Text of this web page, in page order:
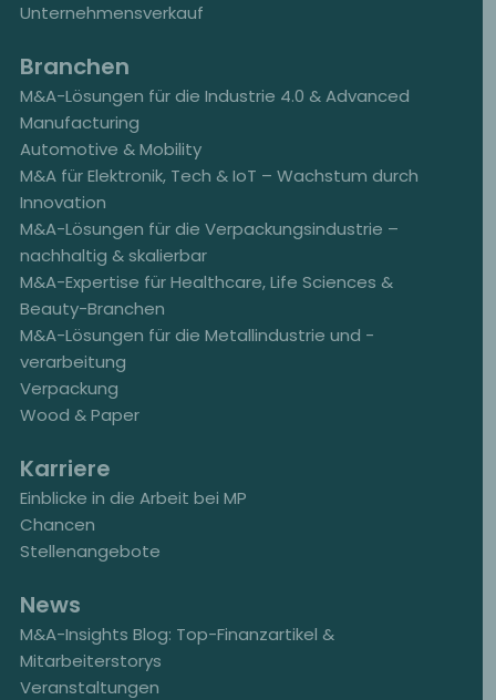
Unternehmensverkauf
Branchen
M&A-Lösungen für die Industrie 4.0 & Advanced
Manufacturing
Automotive & Mobility
M&A für Elektronik, Tech & IoT – Wachstum durch
Innovation
M&A-Lösungen für die Verpackungsindustrie –
nachhaltig & skalierbar
M&A-Expertise für Healthcare, Life Sciences &
Beauty-Branchen
M&A-Lösungen für die Metallindustrie und -
verarbeitung
Verpackung
Wood & Paper
Karriere
Einblicke in die Arbeit bei MP
Chancen
Stellenangebote
News
M&A-Insights Blog: Top-Finanzartikel &
Mitarbeiterstorys
Veranstaltungen